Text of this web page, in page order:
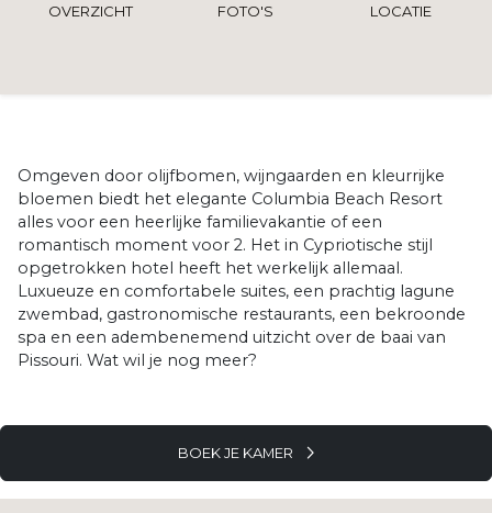
OVERZICHT FOTO'S LOCATIE
Omgeven door olijfbomen, wijngaarden en kleurrijke
bloemen biedt het elegante Columbia Beach Resort
alles voor een heerlijke familievakantie of een
romantisch moment voor 2. Het in Cypriotische stijl
opgetrokken hotel heeft het werkelijk allemaal.
Luxueuze en comfortabele suites, een prachtig lagune
zwembad, gastronomische restaurants, een bekroonde
spa en een adembenemend uitzicht over de baai van
Pissouri. Wat wil je nog meer?
BOEK JE KAMER